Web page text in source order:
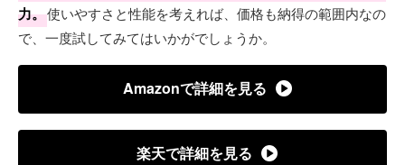
力。使いやすさと性能を考えれば、価格も納得の範囲内なの
で、一度試してみてはいかがでしょうか。
Amazonで詳細を見る
楽天で詳細を見る